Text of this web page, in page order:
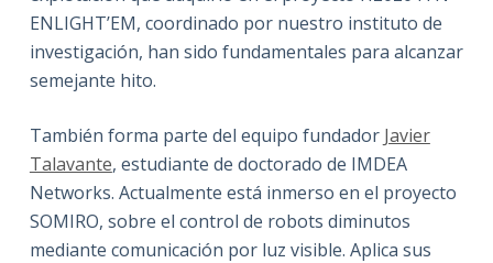
ENLIGHT’EM, coordinado por nuestro instituto de
investigación, han sido fundamentales para alcanzar
semejante hito.
También forma parte del equipo fundador Javier
Talavante, estudiante de doctorado de IMDEA
Networks. Actualmente está inmerso en el proyecto
SOMIRO, sobre el control de robots diminutos
mediante comunicación por luz visible. Aplica sus